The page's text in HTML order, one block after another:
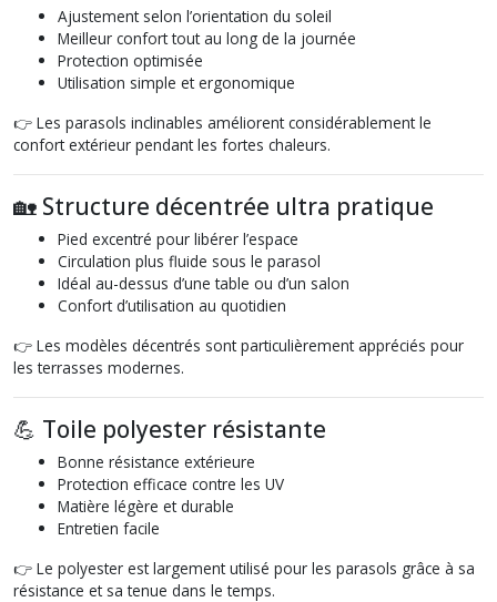
Ajustement selon l’orientation du soleil
Meilleur confort tout au long de la journée
Protection optimisée
Utilisation simple et ergonomique
👉 Les parasols inclinables améliorent considérablement le
confort extérieur pendant les fortes chaleurs.
🏡 Structure décentrée ultra pratique
Pied excentré pour libérer l’espace
Circulation plus fluide sous le parasol
Idéal au-dessus d’une table ou d’un salon
Confort d’utilisation au quotidien
👉 Les modèles décentrés sont particulièrement appréciés pour
les terrasses modernes.
💪 Toile polyester résistante
Bonne résistance extérieure
Protection efficace contre les UV
Matière légère et durable
Entretien facile
👉 Le polyester est largement utilisé pour les parasols grâce à sa
résistance et sa tenue dans le temps.